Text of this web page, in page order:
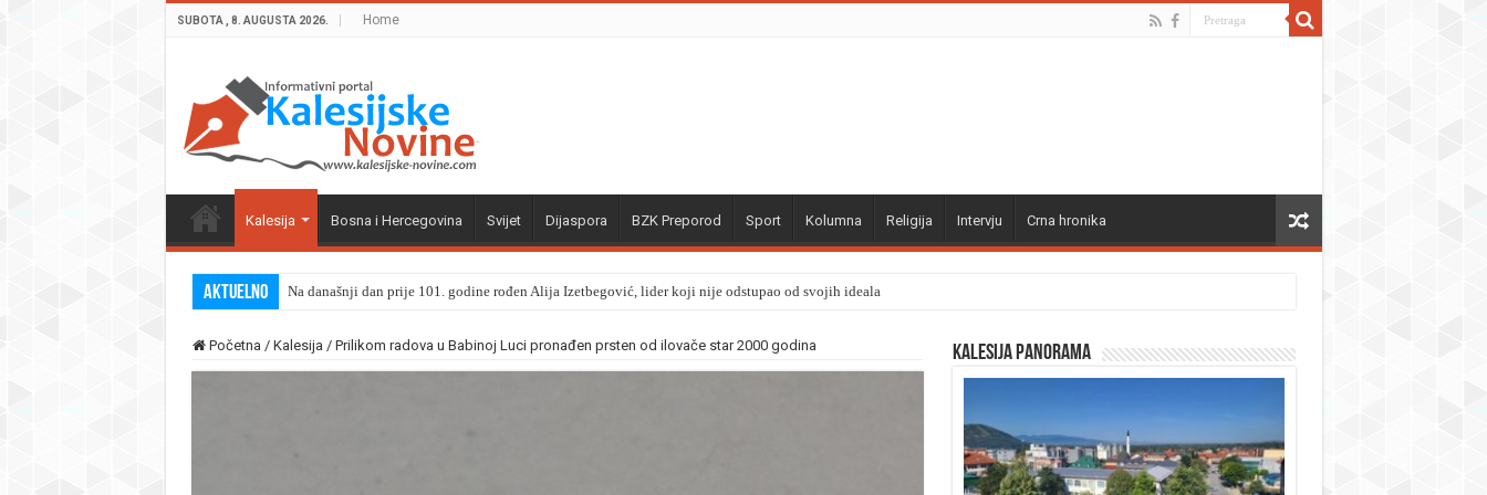
SUBOTA , 8. AUGUSTA 2026. Home
Kalesija Bosna i Hercegovina Svijet Dijaspora BZK Preporod Sport Kolumna Religija Intervju Crna hronika
Aktuelno Na današnji dan prije 101. godine rođen Alija Izetbegović, lider koji nije odstupao od svojih ideala
Početna / Kalesija / Prilikom radova u Babinoj Luci pronađen prsten od ilovače star 2000 godina Kalesija panorama